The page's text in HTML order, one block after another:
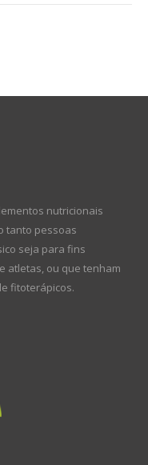
nutricionais
tanto pessoas
seja para fins
atletas, ou que tenham
fitoterápicos.